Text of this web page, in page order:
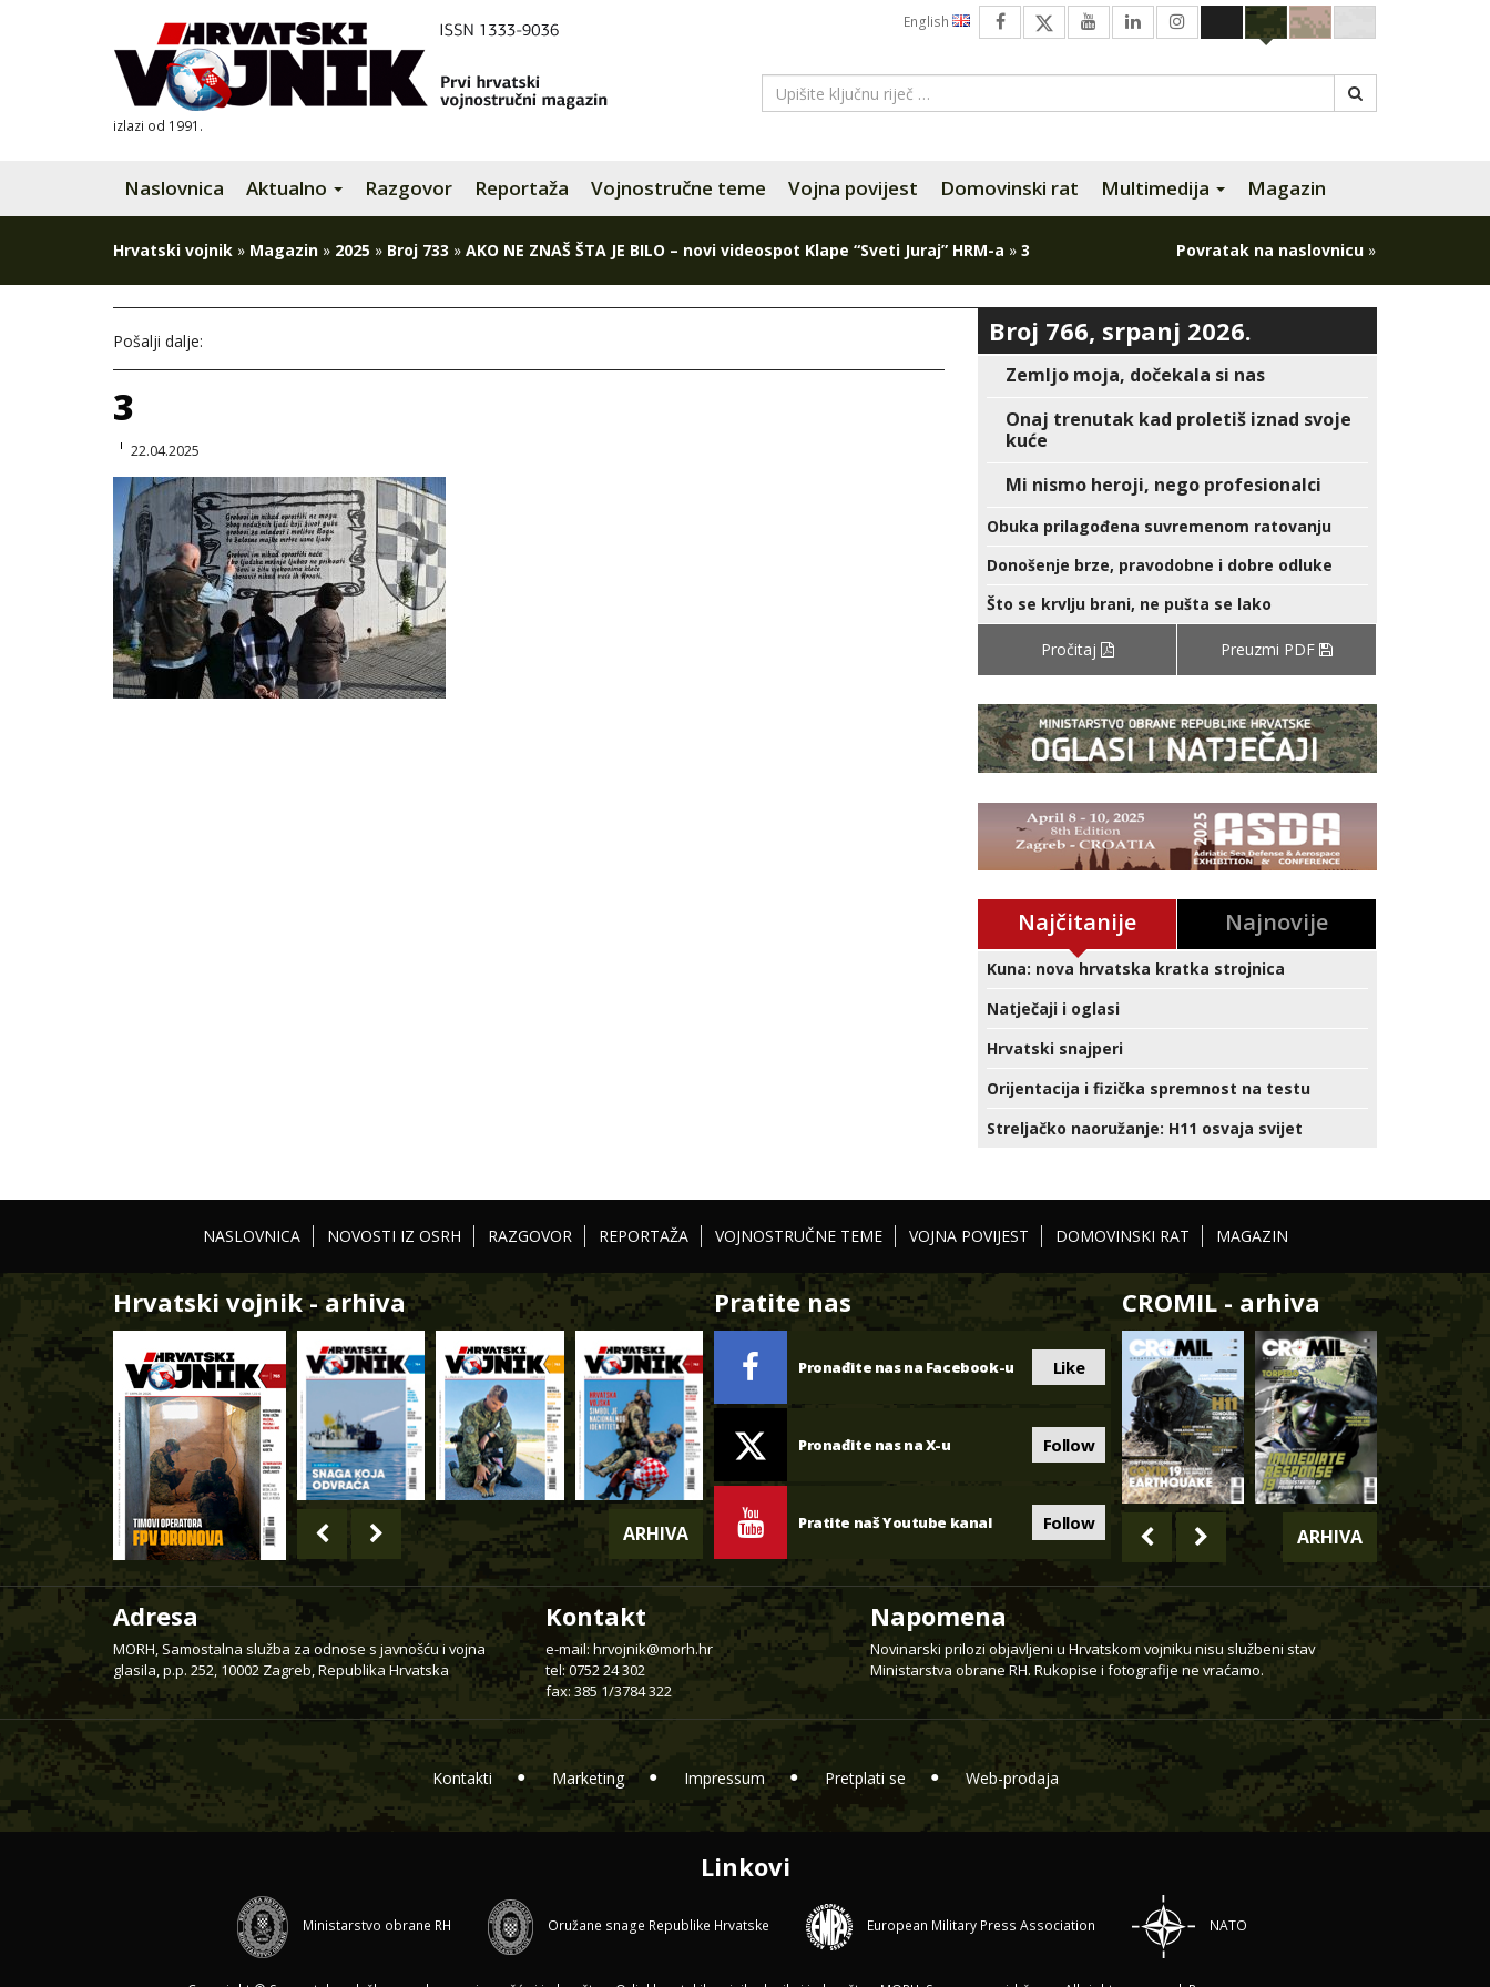
izlazi od 1991.
English
Naslovnica Aktualno Razgovor Reportaža Vojnostručne teme Vojna povijest Domovinski rat Multimedija Magazin
Hrvatski vojnik » Magazin » 2025 » Broj 733 » AKO NE ZNAŠ ŠTA JE BILO – novi videospot Klape “Sveti Juraj” HRM-a » 3 Povratak na naslovnicu »
Pošalji dalje:
3
22.04.2025
Broj 766, srpanj 2026.
Zemljo moja, dočekala si nas
Onaj trenutak kad proletiš iznad svoje
kuće
Mi nismo heroji, nego profesionalci
Obuka prilagođena suvremenom ratovanju
Donošenje brze, pravodobne i dobre odluke
Što se krvlju brani, ne pušta se lako
Pročitaj Preuzmi PDF
Najčitanije Najnovije
Kuna: nova hrvatska kratka strojnica
Natječaji i oglasi
Hrvatski snajperi
Orijentacija i fizička spremnost na testu
Streljačko naoružanje: H11 osvaja svijet
NASLOVNICA NOVOSTI IZ OSRH RAZGOVOR REPORTAŽA VOJNOSTRUČNE TEME VOJNA POVIJEST DOMOVINSKI RAT MAGAZIN
Hrvatski vojnik - arhiva
ARHIVA
Pratite nas
Pronađite nas na Facebook-u Like
Pronađite nas na X-u Follow
Pratite naš Youtube kanal Follow
CROMIL - arhiva
ARHIVA
Adresa
MORH, Samostalna služba za odnose s javnošću i vojna
glasila, p.p. 252, 10002 Zagreb, Republika Hrvatska
Kontakt
e-mail: hrvojnik@morh.hr
tel: 0752 24 302
fax: 385 1/3784 322
Napomena
Novinarski prilozi objavljeni u Hrvatskom vojniku nisu službeni stav
Ministarstva obrane RH. Rukopise i fotografije ne vraćamo.
Kontakti Marketing Impressum Pretplati se Web-prodaja
Linkovi
Ministarstvo obrane RH Oružane snage Republike Hrvatske European Military Press Association NATO